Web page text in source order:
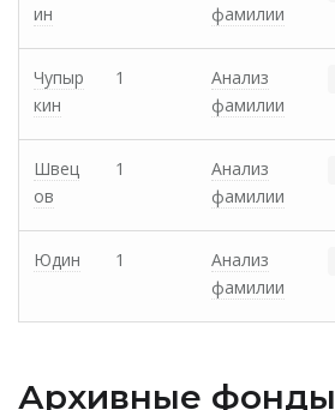
ин
фамилии
Чупыр
кин
1
Анализ
фамилии
Швец
ов
1
Анализ
фамилии
Юдин 1
Анализ
фамилии
Архивные фонды